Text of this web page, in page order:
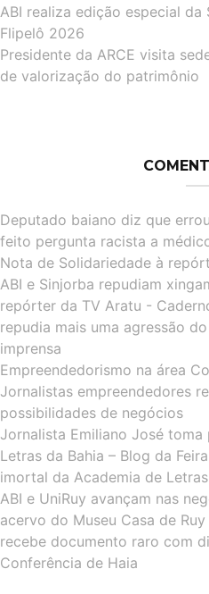
ABI realiza edição especial da
Flipelô 2026
Presidente da ARCE visita
de valorização do patrimônio
Deputado baiano diz que
feito pergunta racista a
Nota de Solidariedade à
ABI e Sinjorba repudiam
repórter da TV Aratu -
repudia mais uma agressão
imprensa
Empreendedorismo na área
Jornalistas empreendedores
possibilidades de negócios
Jornalista Emiliano José toma
Letras da Bahia – Blog da Feira
imortal da Academia de
ABI e UniRuy avançam nas
acervo do Museu Casa de
recebe documento raro com
Conferência de Haia